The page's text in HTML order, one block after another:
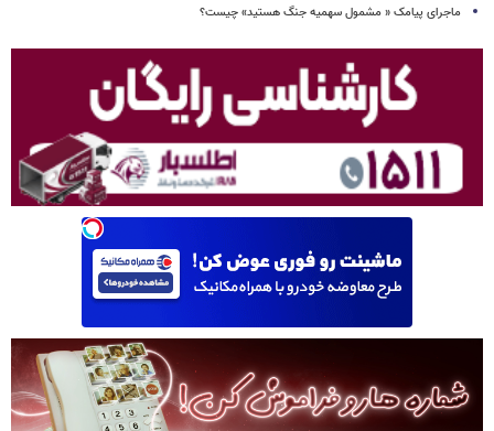
ماجرای پیامک « مشمول سهمیه جنگ هستید» چیست؟